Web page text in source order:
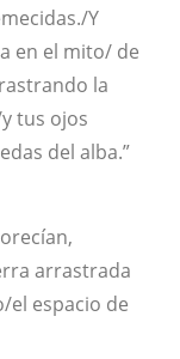
Y
en el mito/ de
la
tus ojos
del alba.”
arrastrada
el espacio de